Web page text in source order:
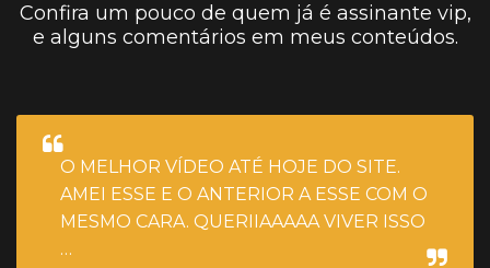
Confira um pouco de quem já é assinante vip,
e alguns comentários em meus conteúdos.
O MELHOR VÍDEO ATÉ HOJE DO SITE.
AMEI ESSE E O ANTERIOR A ESSE COM O
MESMO CARA. QUERIIAAAAA VIVER ISSO
…